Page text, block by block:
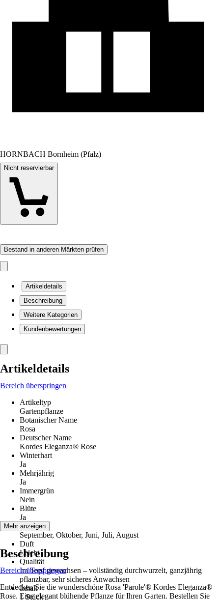
HORNBACH Bornheim (Pfalz)
Nicht reservierbar
Bestand in anderen Märkten prüfen
Artikeldetails
Beschreibung
Weitere Kategorien
Kundenbewertungen
Artikeldetails
Bereich überspringen
Artikeltyp
Gartenpflanze
Botanischer Name
Rosa
Deutscher Name
Kordes Eleganza® Rose
Winterhart
Ja
Mehrjährig
Ja
Immergrün
Nein
Blüte
Ja
Blütezeit
September, Oktober, Juni, Juli, August
Duft
Leicht
Qualität
Im Topf gewachsen – vollständig durchwurzelt, ganzjährig
pflanzbar, sehr sicheres Anwachsen
Inhalt
1 Stück
Mehr anzeigen
Beschreibung
Bereich überspringen
Entdecken Sie die wunderschöne Rosa 'Parole'® Kordes Eleganza®
Rose. Eine elegant blühende Pflanze für Ihren Garten. Bestellen Sie